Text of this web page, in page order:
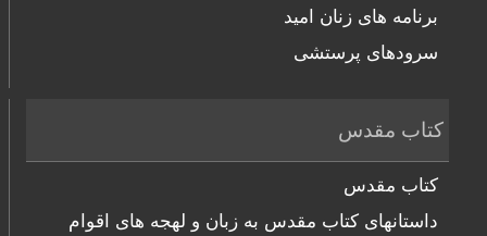
برنامه های زنان امید
سرودهای پرستشی
کتاب مقدس
کتاب مقدس
داستانهای کتاب مقدس به زبان و لهجه های اقوام